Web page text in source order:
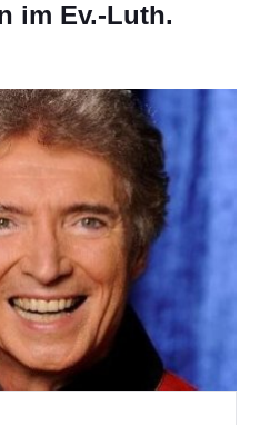
im Ev.-Luth.